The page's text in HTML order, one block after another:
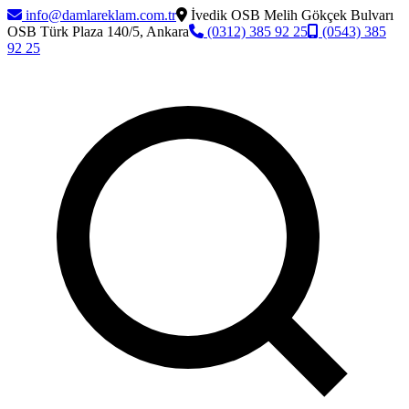
info@damlareklam.com.tr
İvedik OSB Melih Gökçek Bulvarı
OSB Türk Plaza 140/5, Ankara
(0312) 385 92 25
(0543) 385
92 25